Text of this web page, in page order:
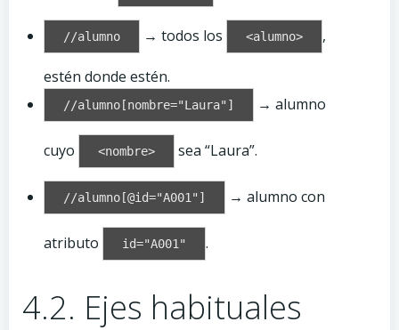
//alumno → todos los <alumno> ,
estén donde estén.
//alumno[nombre="Laura"] → alumno
cuyo <nombre> sea “Laura”.
//alumno[@id="A001"] → alumno con
atributo id="A001" .
4.2. Ejes habituales